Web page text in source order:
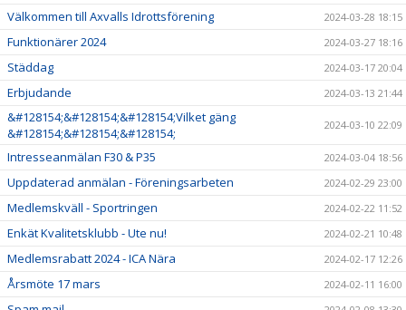
Välkommen till Axvalls Idrottsförening 2024-03-28 18:15
Funktionärer 2024 2024-03-27 18:16
Städdag 2024-03-17 20:04
Erbjudande 2024-03-13 21:44
&#128154;&#128154;&#128154;Vilket gäng
&#128154;&#128154;&#128154;
2024-03-10 22:09
Intresseanmälan F30 & P35 2024-03-04 18:56
Uppdaterad anmälan - Föreningsarbeten 2024-02-29 23:00
Medlemskväll - Sportringen 2024-02-22 11:52
Enkät Kvalitetsklubb - Ute nu! 2024-02-21 10:48
Medlemsrabatt 2024 - ICA Nära 2024-02-17 12:26
Årsmöte 17 mars 2024-02-11 16:00